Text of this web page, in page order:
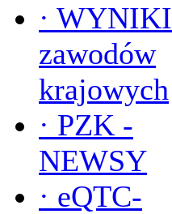
· WYNIKI
zawodów
krajowych
· PZK -
NEWSY
· eQTC-